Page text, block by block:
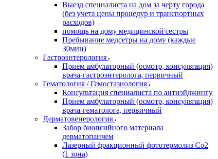
Выезд специалиста на дом за черту города
(без учета цены процедур и транспортных
расходов)
помощь на дому медицинской сестры
Пребывание медсетры на дому (каждые
30мин)
Гастроэнтерология
Прием амбулаторный (осмотр, консультация)
врача-гастроэнтеролога, первичный
Гематология / Гемостазиология
Консультация специалиста по антиэйджингу
Прием амбулаторный (осмотр, консультация)
врача-гематолога, первичный
Дерматовенерология
Забор биопсийного материала
дерматопанчем
Лазерный фракционный фототермолиз Со2
(1 зона)